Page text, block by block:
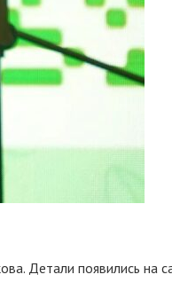
Детали появились